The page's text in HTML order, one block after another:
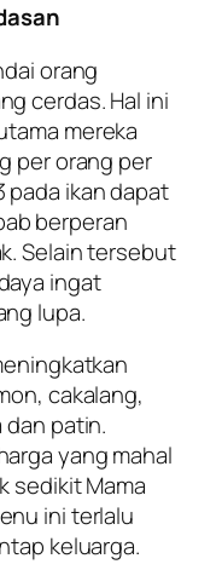
orang
cerdas. Hal ini
mereka
per orang per
pada ikan dapat
berperan
Selain tersebut
ingat
lupa.
cakalang,
patin.
yang mahal
sedikit Mama
ini terlalu
keluarga.